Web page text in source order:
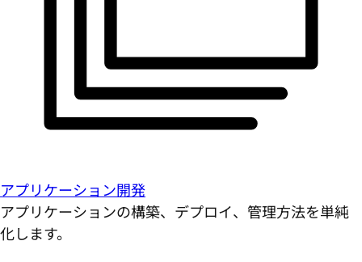
アプリケーション開発
アプリケーションの構築、デプロイ、管理方法を単純
化します。